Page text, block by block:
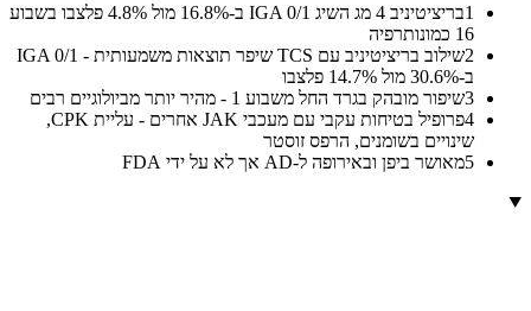
1
בריציטיניב 4 מג השיג IGA 0/1 ב-16.8% מול 4.8% פלצבו בשבוע
16 כמונותרפיה
2
שילוב בריציטיניב עם TCS שיפר תוצאות משמעותית - IGA 0/1
ב-30.6% מול 14.7% פלצבו
3שיפור מובהק בגרד החל משבוע 1 - מהיר יותר מביולוגיים רבים
4
פרופיל בטיחות עקבי עם מעכבי JAK אחרים - עליית CPK,
שינויים בשומנים, הרפס זוסטר
5מאושר ביפן ובאירופה ל-AD אך לא על ידי FDA